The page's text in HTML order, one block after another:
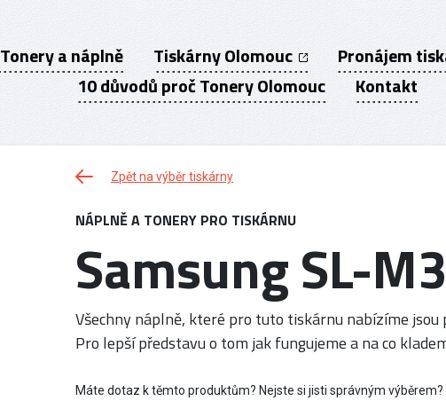
Tonery a náplně Tiskárny Olomouc
Pronájem
10 důvodů proč Tonery Olomouc
Kontakt
Zpět na výběr tiskárny
NÁPLNĚ A TONERY PRO TISKÁRNU
Samsung SL-
Všechny náplně, které pro tuto tiskárnu nabízíme
Pro lepší představu o tom jak fungujeme a na co
Máte dotaz k těmto produktům? Nejste si jisti správným výběrem?